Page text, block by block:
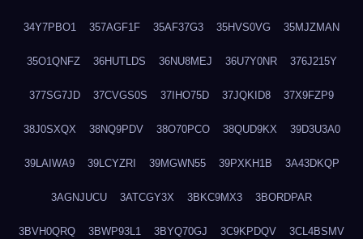
34Y7PBO1 357AGF1F 35AF37G3 35HVS0VG 35MJZMAN
35O1QNFZ 36HUTLDS 36NU8MEJ 36U7Y0NR 376J215Y
377SG7JD 37CVGS0S 37IHO75D 37JQKID8 37X9FZP9
38J0SXQX 38NQ9PDV 38O70PCO 38QUD9KX 39D3U3A0
39LAIWA9 39LCYZRI 39MGWN55 39PXKH1B 3A43DKQP
3AGNJUCU 3ATCGY3X 3BKC9MX3 3BORDPAR
3BVH0QRQ 3BWP93L1 3BYQ70GJ 3C9KPDQV 3CL4BSMV